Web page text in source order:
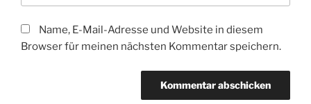
Name, E-Mail-Adresse und Website in diesem
Browser für meinen nächsten Kommentar speichern.